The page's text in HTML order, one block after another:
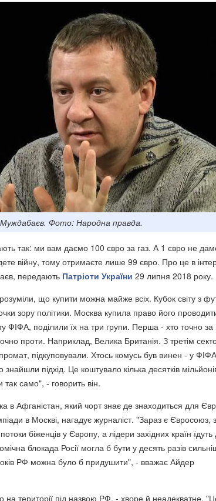
Фото: Народна правда.
так: ми вам даємо 100 євро за газ. А 1 євро не
війну, тому отримаєте лише 99 євро. Про це в
передають Патріоти України 29 липня 2018 року.
що купити можна майже всіх. Кубок світу з
зору політики. Москва купила право його
ФІФА, поділили їх на три групи. Перша - хто точно за
проти. Наприклад, Велика Британія. З третім
підкуповували. Хтось комусь був винен - у
підхід. Це коштувало кілька десятків
так само", - говорить він.
в Афганістан, який чорт знає де знаходиться для
в Москві, нагадує журналіст. "Зараз є Євросоюз,
біженців у Європу, а лідери західних країн їдуть
блокада Росії могла б бути у десять разів
РФ можна було б придушити", - вважає Айдер
території під назвою РФ, - хворе й неадекватне.